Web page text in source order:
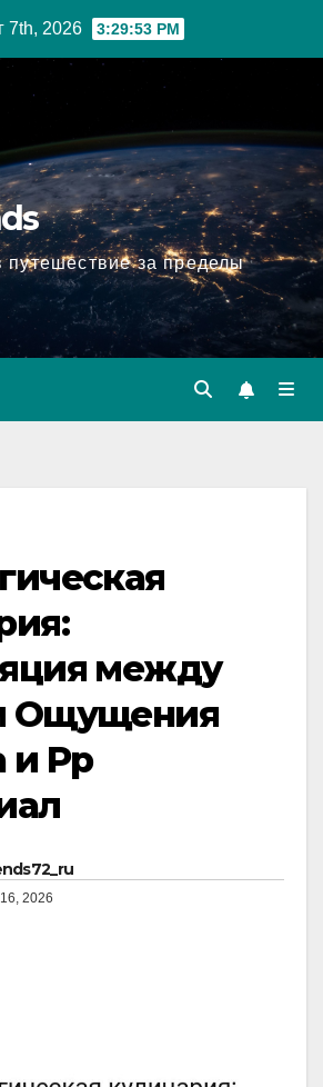
7th, 2026 3:29:54 PM
путешествие за пределы
между
Ощущения
и Pp
2026